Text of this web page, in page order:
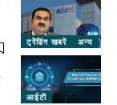
ट्रेंडिंग खबरें अन्य
आईटी